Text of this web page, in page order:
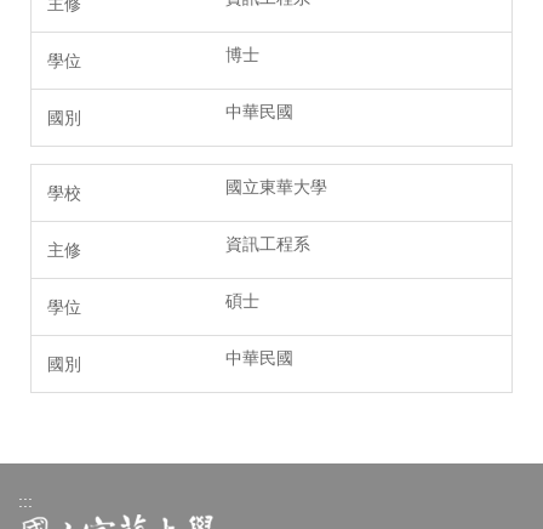
博士
中華民國
國立東華大學
資訊工程系
碩士
中華民國
:::